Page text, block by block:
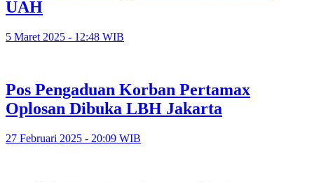
UAH
5 Maret 2025 - 12:48 WIB
Pos Pengaduan Korban Pertamax
Oplosan Dibuka LBH Jakarta
27 Februari 2025 - 20:09 WIB